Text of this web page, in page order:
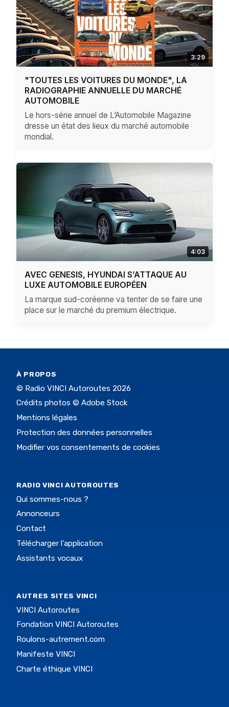
3:29
"TOUTES LES VOITURES DU MONDE", LA
RADIOGRAPHIE ANNUELLE DU MARCHÉ
AUTOMOBILE
Le hors-série annuel de L’Automobile Magazine
dresse un état des lieux du marché automobile
mondial.
4:03
AVEC GENESIS, HYUNDAI S’ATTAQUE AU
LUXE AUTOMOBILE EUROPÉEN
La marque sud-coréenne va tenter de se faire une
place sur le marché du premium électrique.
À PROPOS
© Radio VINCI Autoroutes 2026
Crédits photos © Adobe Stock
Mentions légales
Protection des données personnelles
Modifier vos consentements de cookies
RADIO VINCI AUTOROUTES
Qui sommes-nous ?
Annonceurs
Contact
Télécharger l'application
Assistants vocaux
AUTRES SITES VINCI
VINCI Autoroutes
Fondation VINCI Autoroutes
Roulons-autrement.com
Manifeste VINCI
Charte éthique VINCI